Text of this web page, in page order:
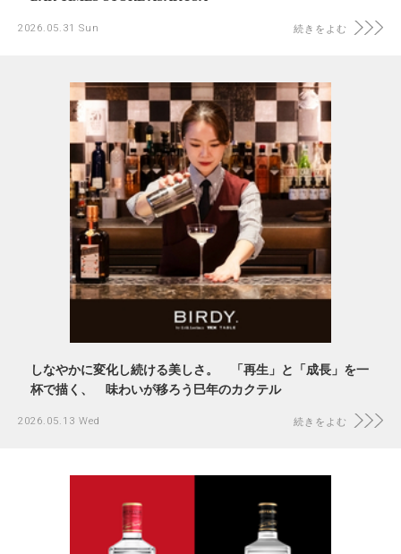
2026.05.31 Sun 続きをよむ
しなやかに変化し続ける美しさ。 「再生」と「成長」を一
杯で描く、 味わいが移ろう巳年のカクテル
2026.05.13 Wed 続きをよむ